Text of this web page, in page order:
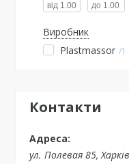
Виробник
Plastmassor 1
Контакти
ул. Полевая 85,